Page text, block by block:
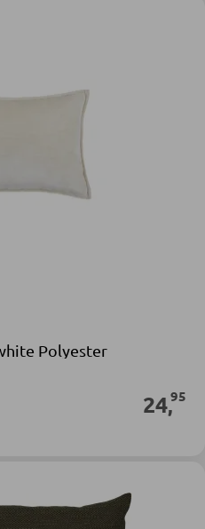
Polyester
24,95